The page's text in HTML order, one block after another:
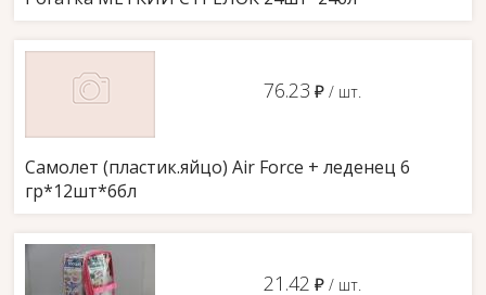
76.23 д / шт.
Самолет (пластик.яйцо) Air Force + леденец 6
гр*12шт*6бл
21.42 д / шт.